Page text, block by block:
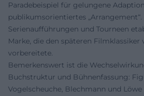
Paradebeispiel für gelungene
publikumsorientiertes
Serienaufführungen und Tourneen
Marke, die den späteren Filmklassiker
vorbereitete.
Bemerkenswert ist die
Buchstruktur und Bühnenfassung:
Vogelscheuche, Blechmann und